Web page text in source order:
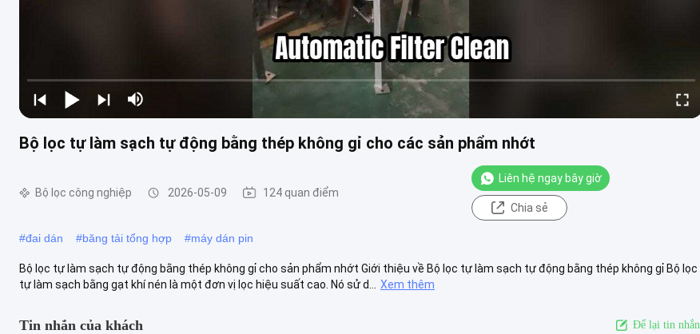
Bộ lọc tự làm sạch tự động bằng thép không gỉ cho các sản phẩm nhớt
Bộ lọc công nghiệp 2026-05-09 124 quan điểm
Liên hệ ngay bây giờ
Chia sẻ
#đai dán #băng tải tổng hợp #máy dán pin
Bộ lọc tự làm sạch tự động bằng thép không gỉ cho sản phẩm nhớt Giới thiệu về Bộ lọc tự làm sạch tự động bằng thép không gỉ Bộ lọc
tự làm sạch bằng gạt khí nén là một đơn vị lọc hiệu suất cao. Nó sử d...
Xem thêm
Tin nhắn của khách Để lại tin nhắn.